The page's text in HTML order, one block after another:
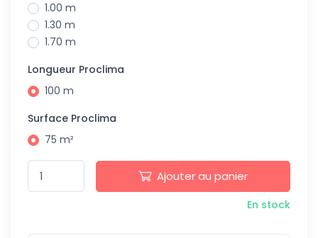
1.00 m
1.30 m
1.70 m
Longueur Proclima
100 m
Surface Proclima
75 m²
Ajouter au panier
En stock